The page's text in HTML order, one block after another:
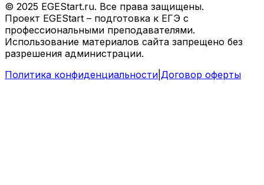
© 2025 EGEStart.ru. Все права защищены.
Проект EGEStart – подготовка к ЕГЭ с
профессиональными преподавателями.
Использование материалов сайта запрещено без
разрешения администрации.
Политика конфиденциальности Договор оферты